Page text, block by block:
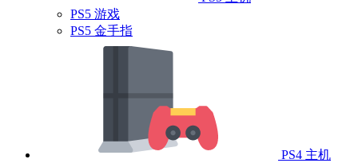
PS5 游戏
PS5 金手指
PS4 主机